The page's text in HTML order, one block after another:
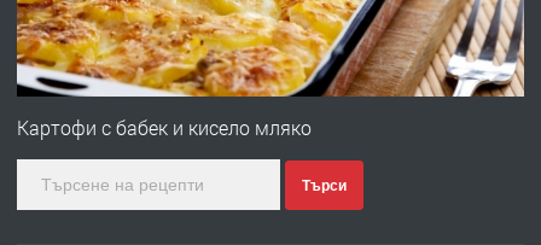
преди 2 дни
ПРЕДЛАГА
ПРОСТОРЕН ТРИСТАЕН
КУБА
Картофи с бабек и кисело мляко
Търси